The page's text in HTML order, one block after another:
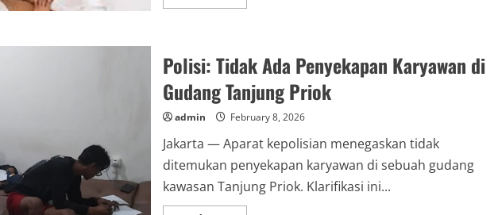
more
soal
Persiapan
Puasa
Ramadhan,
Siasat
Promosi
Wisata
Polisi: Tidak Ada Penyekapan Karyawan di
Gudang Tanjung Priok
admin February 8, 2026
Jakarta — Aparat kepolisian menegaskan tidak
ditemukan penyekapan karyawan di sebuah gudang
kawasan Tanjung Priok. Klarifikasi ini...